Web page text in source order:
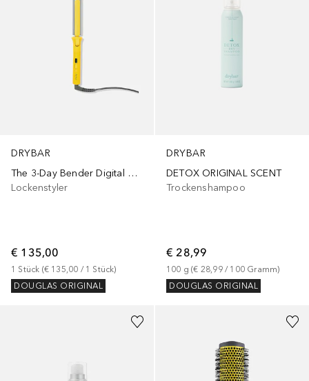
DRYBAR
The 3-Day Bender Digital Curling Iron 3.17 cm
Lockenstyler
€ 135,00
1 Stück (€ 135,00 / 1 Stück)
DOUGLAS ORIGINAL
DRYBAR
DETOX ORIGINAL SCENT
Trockenshampoo
€ 28,99
100 g (€ 28,99 / 100 Gramm)
DOUGLAS ORIGINAL